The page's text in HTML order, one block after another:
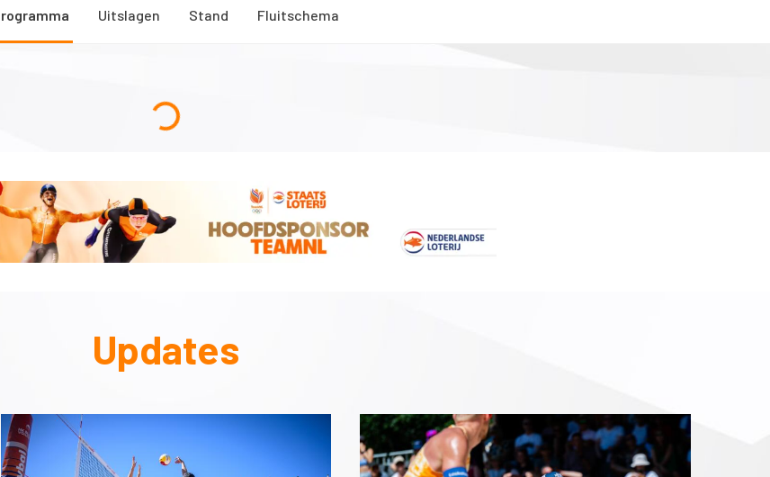
Uitslagen Stand Fluitschema
Updates